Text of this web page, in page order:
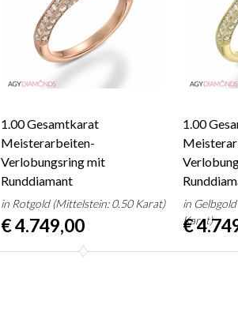
1.00 Gesamtkarat
Meisterarbeiten-
Verlobungsring mit
Runddiamant
in Rotgold (Mittelstein: 0.50 Karat)
€ 4.749,00
1.00
in
Karat)
€